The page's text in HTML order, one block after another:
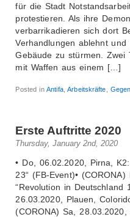
für die Stadt
protestieren. Als ihre
verbarrikadieren sich dort
Verhandlungen ablehnt
Gebäude zu stürmen. Zwei
mit Waffen aus einem […]
Posted inAntifa,Arbeitskräfte ,
Erste Auftritte 2020
Thursday, January 2nd, 2020
• Do, 06.02.2020, Pirna,
23“ (FB-Event)•
“Revolution in Deutschland
26.03.2020, Plauen,
(CORONA) Sa,